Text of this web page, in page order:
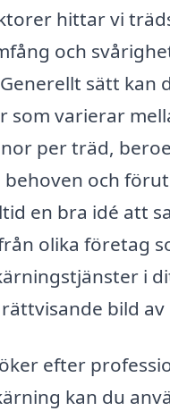
hittar vi
och
sätt kan
som varierar
per träd,
behoven och
en bra idé att
olika företag
i
bild
efter
kan du